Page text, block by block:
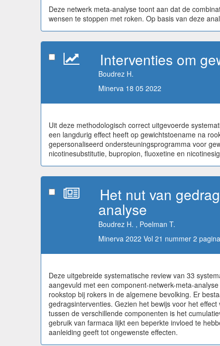
Deze netwerk meta-analyse toont aan dat de
wensen te stoppen met roken. Op basis van deze
Interventies om
Boudrez H.
Minerva 18 05 2022
Uit deze methodologisch correct uitgevoerde
een langdurig effect heeft op gewichtstoename na
gepersonaliseerd ondersteuningsprogramma voor
nicotinesubstitutie, bupropion, fluoxetine en
Het nut van
analyse
Boudrez H. , Poelman T.
Minerva 2022 Vol 21 nummer 2
Deze uitgebreide systematische review van 33
aangevuld met een component-netwerk-meta-
rookstop bij rokers in de algemene bevolking. Er
gedragsinterventies. Gezien het bewijs voor het
tussen de verschillende componenten is het
gebruik van farmaca lijkt een beperkte invloed te
aanleiding geeft tot ongewenste effecten.